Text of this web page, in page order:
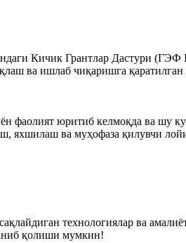
Кичик Грантлар Дастури
ва ишлаб чиқаришга
юритиб келмоқда ва шу
яхшилаш ва муҳофаза қилувчи
технологиялар ва
қолиши мумкин!